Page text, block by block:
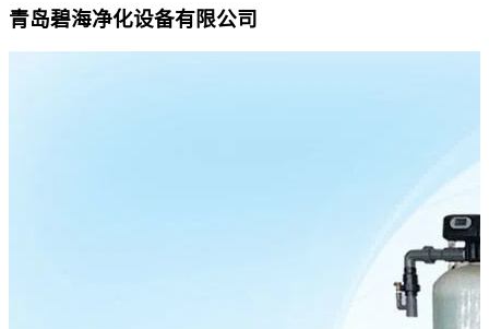
青岛碧海净化设备有限公司